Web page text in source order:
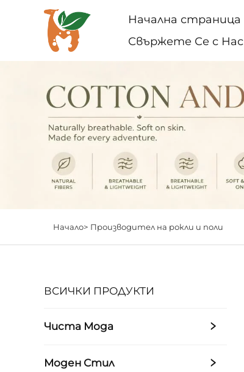
Начална страница
Свържете Се с Нас
Начало> Производител на рокли и поли
ВСИЧКИ ПРОДУКТИ
Чиста Мода
Моден Стил